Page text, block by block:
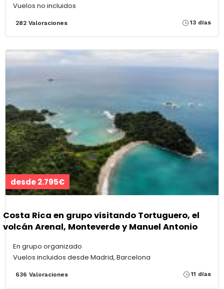
Vuelos no incluidos
282 Valoraciones 13 días
desde 2.795€
Costa Rica en grupo visitando Tortuguero, el
volcán Arenal, Monteverde y Manuel Antonio
En grupo organizado
Vuelos incluidos desde Madrid, Barcelona
636 Valoraciones 11 días